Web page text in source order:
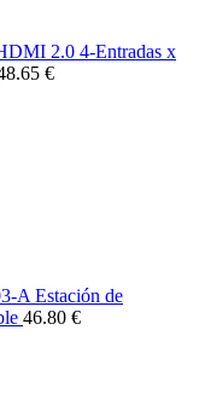
2.0 4-Entradas x
€
A Estación de
46.80 €